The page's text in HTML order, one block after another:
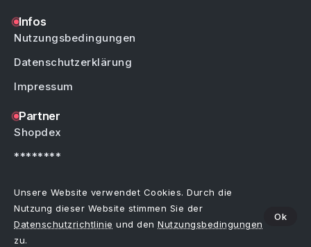
Infos
Nutzungsbedingungen
Datenschutzerklärung
Impressum
Partner
Shopdex
********
Copyright © by Weblinks4U.de – Alle Rechte vorbehalten.
Unsere Website verwendet Cookies. Durch die
Nutzung dieser Website stimmen Sie der
Datenschutzrichtlinie und den Nutzungsbedingungen
zu.
Ok